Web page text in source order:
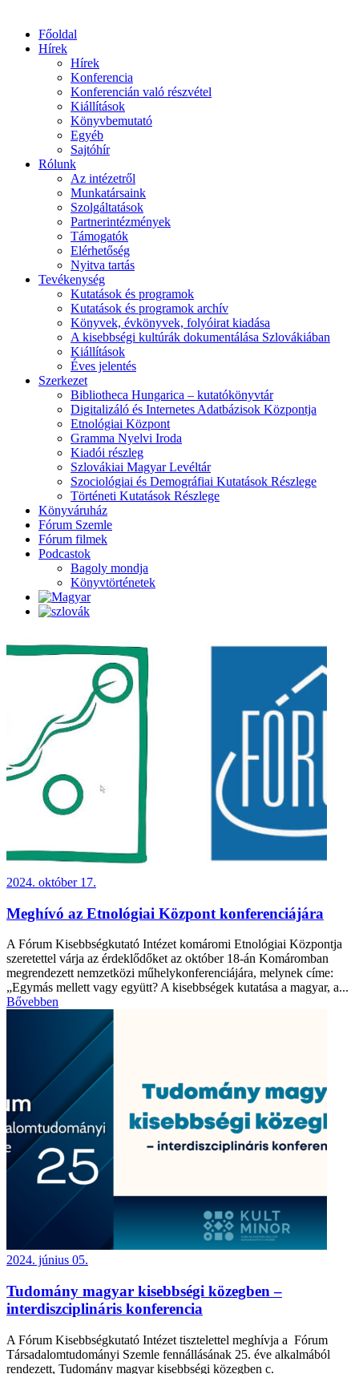
Főoldal
Hírek
Hírek
Konferencia
Konferencián való részvétel
Kiállítások
Könyvbemutató
Egyéb
Sajtóhír
Rólunk
Az intézetről
Munkatársaink
Szolgáltatások
Partnerintézmények
Támogatók
Elérhetőség
Nyitva tartás
Tevékenység
Kutatások és programok
Kutatások és programok archív
Könyvek, évkönyvek, folyóirat kiadása
A kisebbségi kultúrák dokumentálása Szlovákiában
Kiállítások
Éves jelentés
Szerkezet
Bibliotheca Hungarica – kutatókönyvtár
Digitalizáló és Internetes Adatbázisok Központja
Etnológiai Központ
Gramma Nyelvi Iroda
Kiadói részleg
Szlovákiai Magyar Levéltár
Szociológiai és Demográfiai Kutatások Részlege
Történeti Kutatások Részlege
Könyváruház
Fórum Szemle
Fórum filmek
Podcastok
Bagoly mondja
Könyvtörténetek
2024. október 17.
Meghívó az Etnológiai Központ konferenciájára
A Fórum Kisebbségkutató Intézet komáromi Etnológiai Központja
szeretettel várja az érdeklődőket az október 18-án Komáromban
megrendezett nemzetközi műhelykonferenciájára, melynek címe:
„Egymás mellett vagy együtt? A kisebbségek kutatása a magyar, a...
Bővebben
2024. június 05.
Tudomány magyar kisebbségi közegben –
interdiszciplináris konferencia
A Fórum Kisebbségkutató Intézet tisztelettel meghívja a Fórum
Társadalomtudományi Szemle fennállásának 25. éve alkalmából
rendezett, Tudomány magyar kisebbségi közegben c.